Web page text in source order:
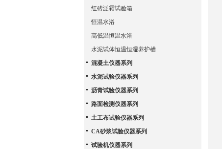
红砖泛霜试验箱
恒温水浴
高低温恒温水浴
水泥试体恒温恒湿养护槽
混凝土仪器系列
水泥试验仪器系列
沥青试验仪器系列
路面检测仪器系列
土工布试验仪器系列
CA砂浆试验仪器系列
试验机仪器系列